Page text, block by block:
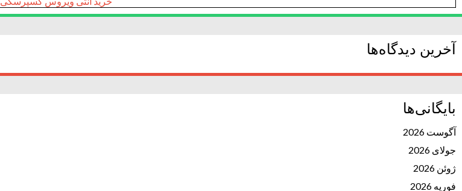
آخرین دیدگاه‌ها
بایگانی‌ها
آگوست 2026
جولای 2026
ژوئن 2026
فوریه 2026